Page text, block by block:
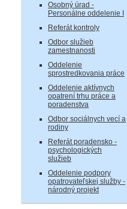
Osobný úrad -
Personálne oddelenie I
Referát kontroly
Odbor služieb
zamestnanosti
Oddelenie
sprostredkovania práce
Oddelenie aktívnych
opatrení trhu práce a
poradenstva
Odbor sociálnych vecí a
rodiny
Referát poradensko -
psychologických
služieb
Oddelenie podpory
opatrovateľskej služby -
národný projekt